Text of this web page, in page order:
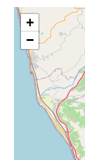
+
−